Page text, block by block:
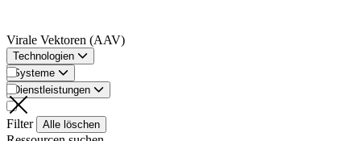
Virale Vektoren (AAV)
Technologien
Systeme
Dienstleistungen
Filter Alle löschen